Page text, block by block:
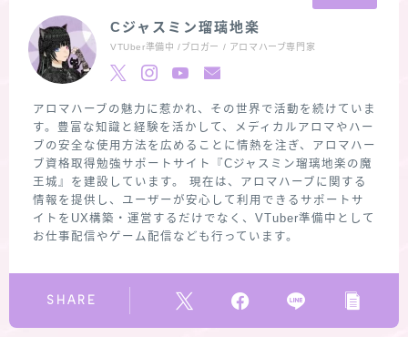
Cジャスミン瑠璃地楽
VTUber準備中 /ブロガー / アロマハーブ専門家
アロマハーブの魅力に惹かれ、その世界で活動を続けていま
す。豊富な知識と経験を活かして、メディカルアロマやハー
ブの安全な使用方法を広めることに情熱を注ぎ、アロマハー
ブ資格取得勉強サポートサイト『Cジャスミン瑠璃地楽の魔
王城』を建設しています。 現在は、アロマハーブに関する
情報を提供し、ユーザーが安心して利用できるサポートサ
イトをUX構築・運営するだけでなく、VTuber準備中として
お仕事配信やゲーム配信なども行っています。
SHARE